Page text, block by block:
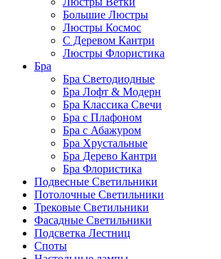
Большие Люстры
Люстры Космос
С Деревом Кантри
Люстры Флористика
Бра
Бра Светодиодные
Бра Лофт & Модерн
Бра Классика Свечи
Бра с Плафоном
Бра с Абажуром
Бра Хрустальные
Бра Дерево Кантри
Бра Флористика
Подвесные Светильники
Потолочные Светильники
Трековые Светильники
Фасадные Светильники
Подсветка Лестниц
Споты